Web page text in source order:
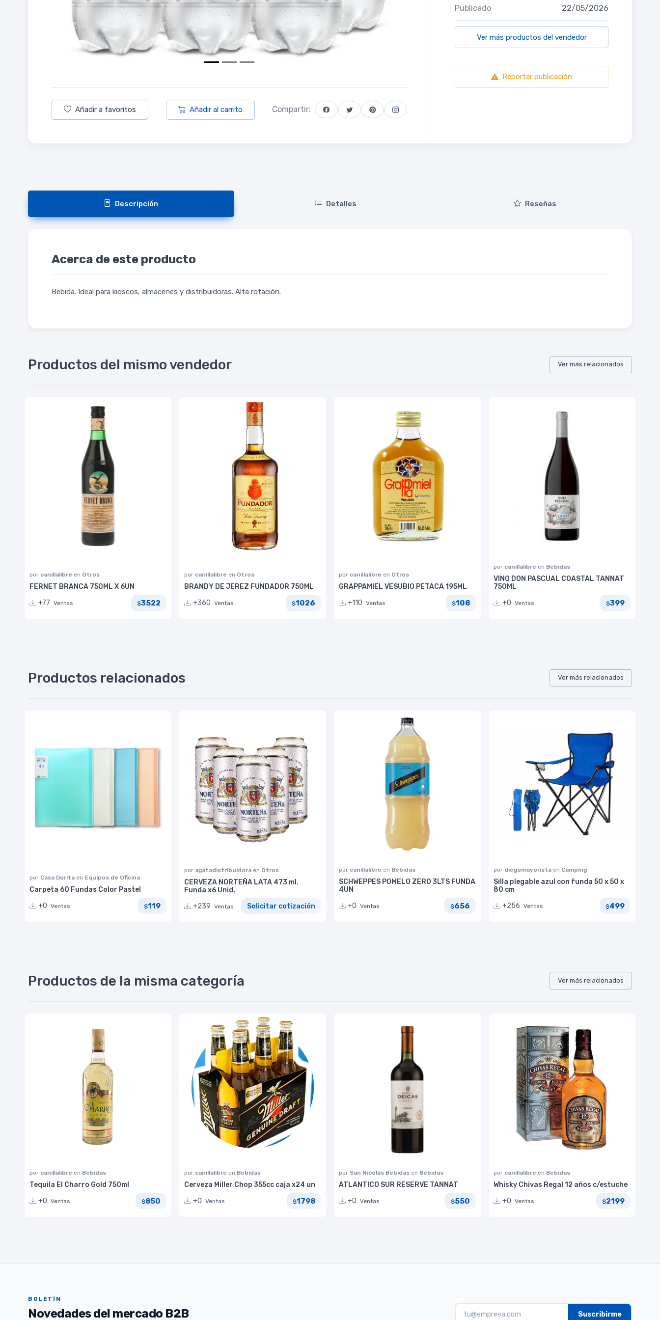
Añadir a favoritos Añadir al carrito Compartir:
Publicado 22/05/2026
Ver más productos del vendedor
Reportar publicación
Descripción Detalles Reseñas
Acerca de este producto
Bebida. Ideal para kioscos, almacenes y distribuidoras. Alta rotación.
Productos del mismo vendedor Ver más relacionados
por canillalibre en Otros
FERNET BRANCA 750ML X 6UN
+77 Ventas $3522
por canillalibre en Otros
BRANDY DE JEREZ FUNDADOR 750ML
+360 Ventas $1026
por canillalibre en Otros
GRAPPAMIEL VESUBIO PETACA 195ML
+110 Ventas $108
por canillalibre en Bebidas
VINO DON PASCUAL COASTAL TANNAT
750ML
+0 Ventas $399
Productos relacionados Ver más relacionados
por Casa Dorita en Equipos de Oficina
Carpeta 60 Fundas Color Pastel
+0 Ventas $119
por agatadistribuidora en Otros
CERVEZA NORTEÑA LATA 473 ml.
Funda x6 Unid.
+239 Ventas Solicitar cotización
por canillalibre en Bebidas
SCHWEPPES POMELO ZERO 3LTS FUNDA
4UN
+0 Ventas $656
por diegomayorista en Camping
Silla plegable azul con funda 50 x 50 x
80 cm
+256 Ventas $499
Productos de la misma categoría Ver más relacionados
por canillalibre en Bebidas
Tequila El Charro Gold 750ml
+0 Ventas $850
por canillalibre en Bebidas
Cerveza Miller Chop 355cc caja x24 un
+0 Ventas $1798
por San Nicolás Bebidas en Bebidas
ATLANTICO SUR RESERVE TANNAT
+0 Ventas $550
por canillalibre en Bebidas
Whisky Chivas Regal 12 años c/estuche
+0 Ventas $2199
BOLETÍN
Novedades del mercado B2B